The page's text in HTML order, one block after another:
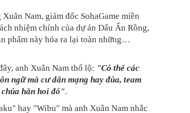
Nam, giám đốc SohaGame miền
nhiệm chính của dự án Dấu Ấn Rồng,
phẩm này hóa ra lại toàn những…
anh Xuân Nam thổ lộ: "Có thể các
ngữ mà cư dân mạng hay đùa, team
hẳn hoi đó".
hay "Wibu" mà anh Xuân Nam nhắc